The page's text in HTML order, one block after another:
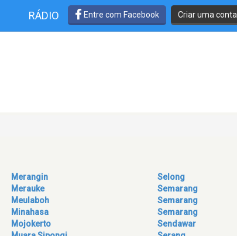
RÁDIO Entre com Facebook Criar uma conta
Merangin
Merauke
Meulaboh
Minahasa
Mojokerto
Selong
Semarang
Semarang
Semarang
Sendawar